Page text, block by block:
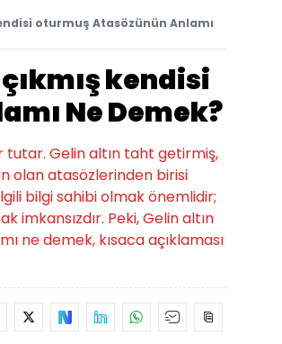
oturmuş Atasözünün Anlamı
kendisi
Ne Demek?
Gelin altın taht getirmiş,
olan atasözlerinden birisi
bilgi sahibi olmak önemlidir;
imkansızdır. Peki, Gelin altın
ne demek, kısaca açıklaması